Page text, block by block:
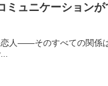
ミュニケーション
人——そのすべての関係